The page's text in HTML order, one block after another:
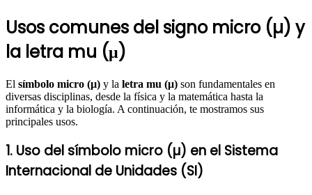
Usos comunes del signo micro (µ) y
la letra mu (μ)
El símbolo micro (µ) y la letra mu (μ) son fundamentales en
diversas disciplinas, desde la física y la matemática hasta la
informática y la biología. A continuación, te mostramos sus
principales usos.
1. Uso del símbolo micro (µ) en el Sistema
Internacional de Unidades (SI)